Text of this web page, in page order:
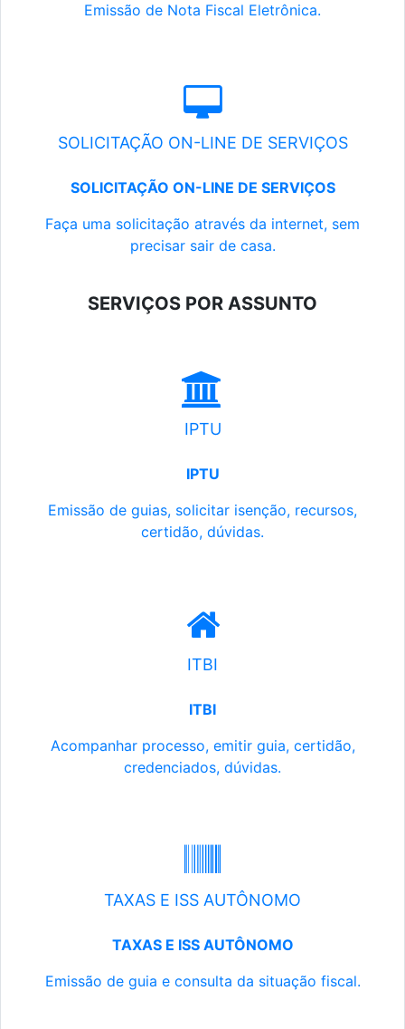
Emissão de Nota Fiscal Eletrônica.
SOLICITAÇÃO ON-LINE DE SERVIÇOS
SOLICITAÇÃO ON-LINE DE SERVIÇOS
Faça uma solicitação através da internet, sem
precisar sair de casa.
SERVIÇOS POR ASSUNTO
IPTU
IPTU
Emissão de guias, solicitar isenção, recursos,
certidão, dúvidas.
ITBI
ITBI
Acompanhar processo, emitir guia, certidão,
credenciados, dúvidas.
TAXAS E ISS AUTÔNOMO
TAXAS E ISS AUTÔNOMO
Emissão de guia e consulta da situação fiscal.